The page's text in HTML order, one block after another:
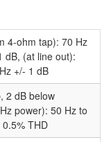
4-ohm tap): 70 Hz
dB, (at line out):
+/- 1 dB
2 dB below
power): 50 Hz to
THD